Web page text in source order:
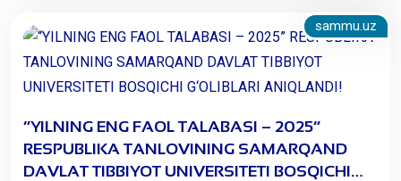
sammu.uz
​“YILNING ENG FAOL TALABASI – 2025”
RESPUBLIKA TANLOVINING SAMARQAND
DAVLAT TIBBIYOT UNIVERSITETI BOSQICHI